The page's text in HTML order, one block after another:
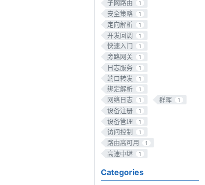
子网路由 1
安全策略 1
定向解析 1
开发回调 1
快速入门 1
旁路网关 1
日志服务 1
端口转发 1
绑定解析 1
网络日志 1 群晖 1
设备注册 1
设备管理 1
访问控制 1
路由高可用 1
高速中继 1
Categories